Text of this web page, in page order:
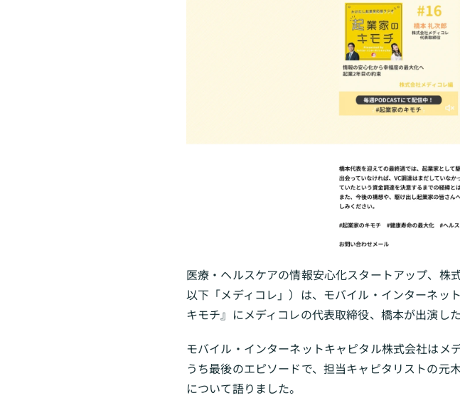
医療・ヘルスケアの情報安心化スタートアップ、株
以下「メディコレ」）は、モバイル・インターネッ
キモチ』にメディコレの代表取締役、橋本が出演し
モバイル・インターネットキャピタル株式会社はメ
うち最後のエピソードで、担当キャピタリストの元
について語りました。